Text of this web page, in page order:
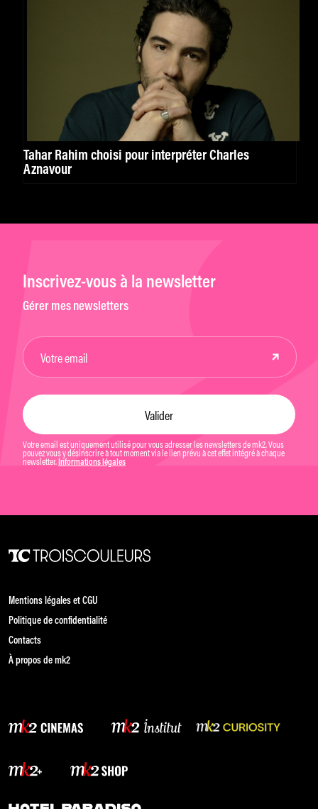
Tahar Rahim choisi pour interpréter Charles
Aznavour
Inscrivez-vous à la newsletter
Gérer mes newsletters
Votre email est uniquement utilisé pour vous adresser les newsletters de mk2. Vous
pouvez vous y désinscrire à tout moment via le lien prévu à cet effet intégré à chaque
newsletter. Informations légales
Mentions légales et CGU
Politique de confidentialité
Contacts
À propos de mk2